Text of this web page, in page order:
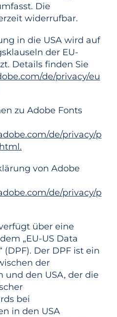
Die
widerrufbar.
in die USA wird auf
der EU-
Details finden Sie
de/privacy/eu
zu Adobe Fonts
de/privacy/p
von Adobe
de/privacy/p
über eine
„EU-US Data
(DPF). Der DPF ist ein
der
und den USA, der die
bei
in den USA